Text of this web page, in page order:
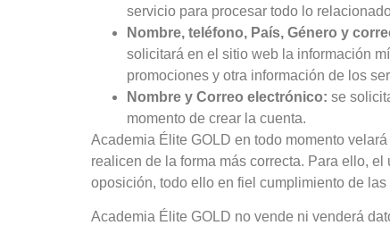
servicio para procesar todo lo
Nombre, teléfono, País, Género y
solicitará en el sitio web la información
promociones y otra información de los
Nombre y Correo electrónico: se
momento de crear la cuenta.
Academia Élite GOLD en todo momento
realicen de la forma más correcta. Para ello,
oposición, todo ello en fiel cumplimiento de
Academia Élite GOLD no vende ni venderá